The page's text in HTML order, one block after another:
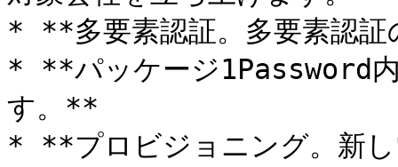
* **多要素認証。多要素認証
* **パッケージ1Password
す。**
* **プロビジョニング。新